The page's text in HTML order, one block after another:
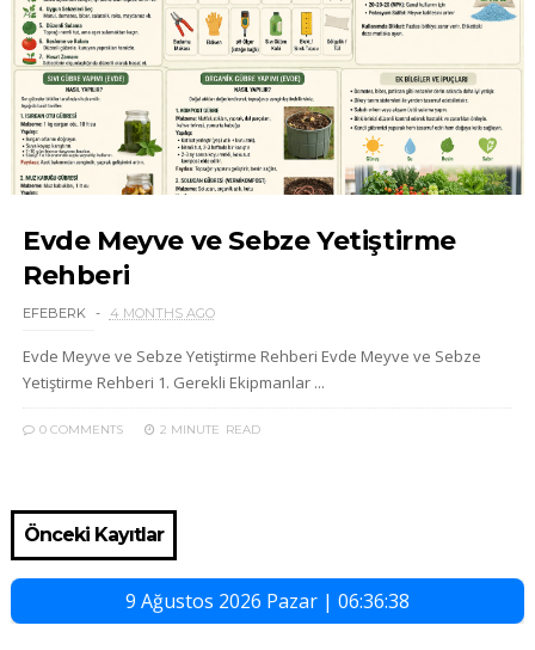
Evde Meyve ve Sebze Yetiştirme
Rehberi
EFEBERK 4 MONTHS AGO
Evde Meyve ve Sebze Yetiştirme Rehberi Evde Meyve ve Sebze
Yetiştirme Rehberi 1. Gerekli Ekipmanlar ...
0 COMMENTS 2 MINUTE READ
Önceki Kayıtlar
9 Ağustos 2026 Pazar | 06:36:39